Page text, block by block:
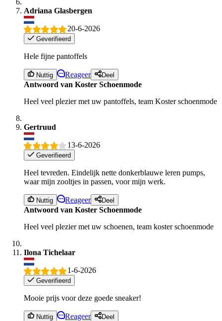
Adriana Glasbergen
20-6-2026
Geverifieerd
Hele fijne pantoffels
Nuttig Reageer Deel
Antwoord van Koster Schoenmode
Heel veel plezier met uw pantoffels, team Koster schoenmode
Gertruud
13-6-2026
Geverifieerd
Heel tevreden. Eindelijk nette donkerblauwe leren pumps,
waar mijn zooltjes in passen, voor mijn werk.
Nuttig Reageer Deel
Antwoord van Koster Schoenmode
Heel veel plezier met uw schoenen, team koster schoenmode
Ilona Tichelaar
1-6-2026
Geverifieerd
Mooie prijs voor deze goede sneaker!
Nuttig Reageer Deel